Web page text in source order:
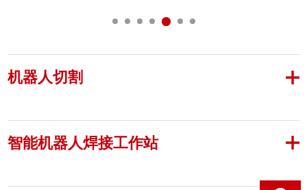
机器人切割
智能机器人焊接工作站